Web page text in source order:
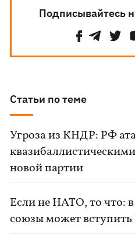
Подписывайтесь
Статьи по теме
Угроза из КНДР: РФ
новой партии
Если не НАТО, то что:
союзы может